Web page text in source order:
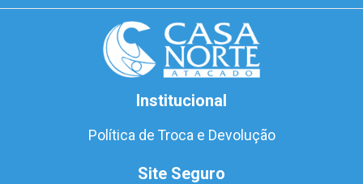
Institucional
Política de Troca e Devolução
Site Seguro